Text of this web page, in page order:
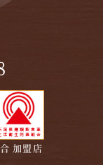
加盟店